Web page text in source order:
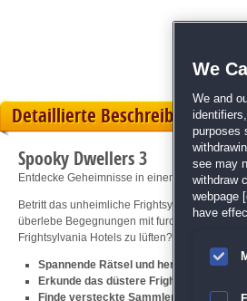
Detaillierte Beschreibung
Spooky Dwellers 3
Entdecke Geheimnisse in einem mysteriösen
Betritt das unheimliche Frightsylvania Hotel
überlebe Begegnungen mit
Frightsylvania Hotels zu lüften? Starte dein
Spannende Rätsel und herausfordernde
Erkunde das düstere Frightsylvania Hotel
Finde versteckte Sammlerstücke und
We
We and
purposes
see may
withdraw
webpage
have